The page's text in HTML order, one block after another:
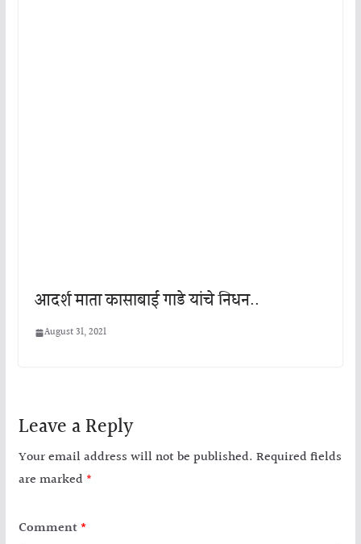
आदर्श माता कासाबाई गाडे यांचे निधन..
August 31, 2021
Leave a Reply
Your email address will not be published. Required fields
are marked *
Comment *